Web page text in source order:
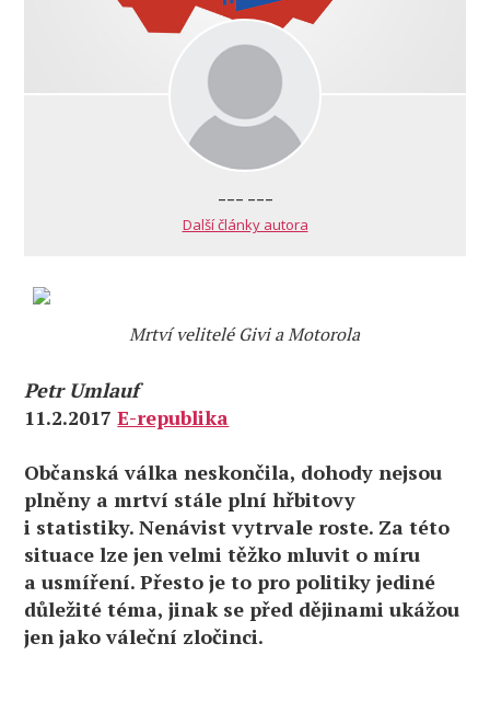
--- ---
Další články autora
Mrtví velitelé Givi a Motorola
Petr Umlauf
11.2.2017E-republika
Občanská válka neskončila, dohody nejsou
plněny a mrtví stále plní hřbitovy
i statistiky. Nenávist vytrvale roste. Za této
situace lze jen velmi těžko mluvit o míru
a usmíření. Přesto je to pro politiky jediné
důležité téma, jinak se před dějinami ukážou
jen jako váleční zločinci.